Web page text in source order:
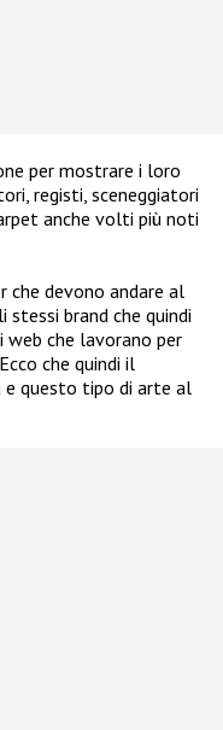
per mostrare i loro
registi, sceneggiatori
anche volti più noti
che devono andare al
stessi brand che quindi
web che lavorano per
che quindi il
e questo tipo di arte al